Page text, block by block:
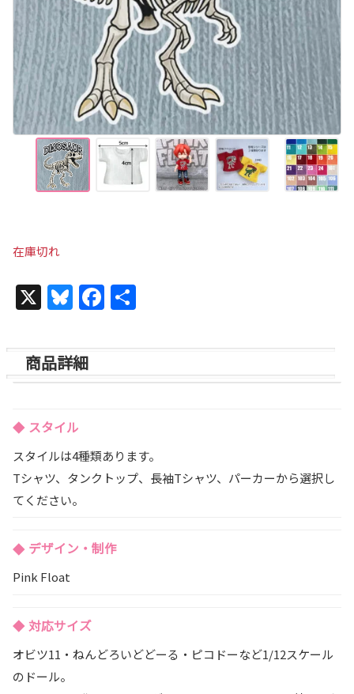
在庫切れ
X Bl
u
e
s
y
F
a
c
e
o
k
商品詳細
スタイル
スタイルは4種類あります。
Tシャツ、タンクトップ、長袖Tシャツ、パーカーから選択し
てください。
デザイン・制作
Pink Float
対応サイズ
オビツ11・ねんどろいどどーる・ピコドーなど1/12スケール
のドール。